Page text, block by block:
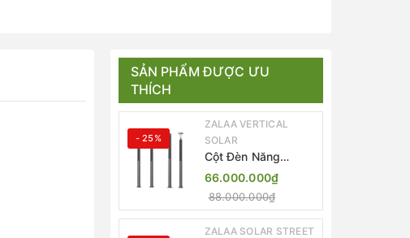
SẢN PHẨM ĐƯỢC ƯU
THÍCH
- 25%
ZALAA VERTICAL
SOLAR
Cột Đèn Năng
Lượng Mặt Trời Dọc
Thông Minh ZSR-
YYDS-360 | ZALAA
Jsc
66.000.000₫
88.000.000₫
ZALAA SOLAR STREET